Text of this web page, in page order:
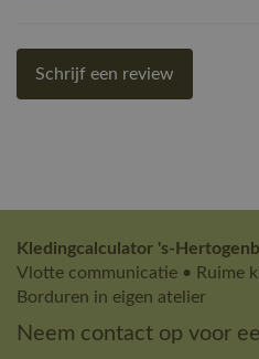
Schrijf een review
Kledingcalculator 's-
Vlotte communicatie • Ruime
Borduren in eigen atelier
Neem contact op voor